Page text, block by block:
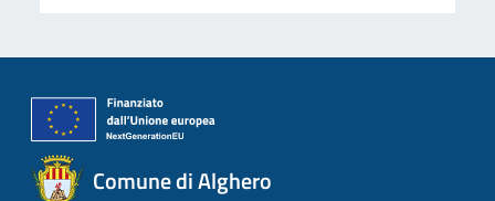
Comune di Alghero